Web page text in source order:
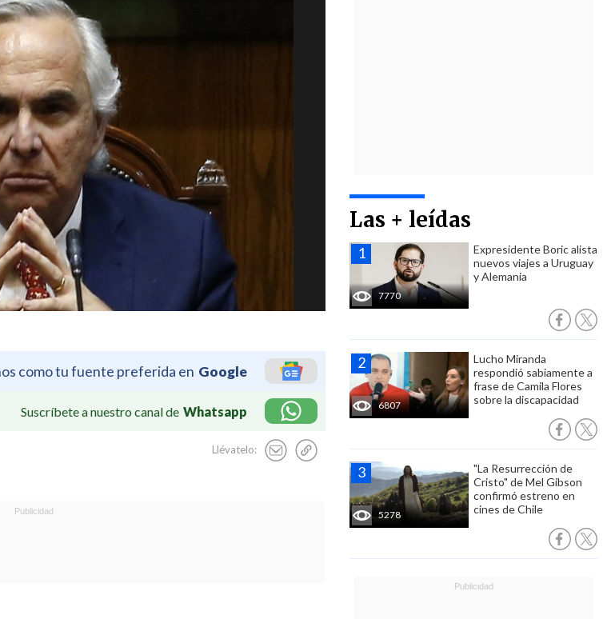
como tu fuente preferida en Google
Suscríbete a nuestro canal de Whatsapp
Llévatelo:
Las + leídas
7770
Expresidente Boric alista
nuevos viajes a Uruguay
y Alemania
6807
Lucho Miranda
respondió sabiamente a
frase de Camila Flores
sobre la discapacidad
5278
"La Resurrección de
Cristo" de Mel Gibson
confirmó estreno en
cines de Chile